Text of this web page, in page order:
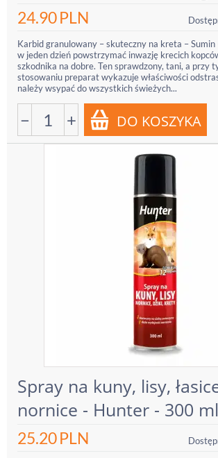
24.90PLN
Karbid granulowany – skuteczny na kreta –
w jeden dzień powstrzymać inwazję krecich
szkodnika na dobre. Ten sprawdzony, tani, a przy
stosowaniu preparat wykazuje właściwości
należy wsypać do wszystkich świeżych...
− +
Spray na kuny, lisy,
nornice - Hunter - 300 ml
25.20PLN